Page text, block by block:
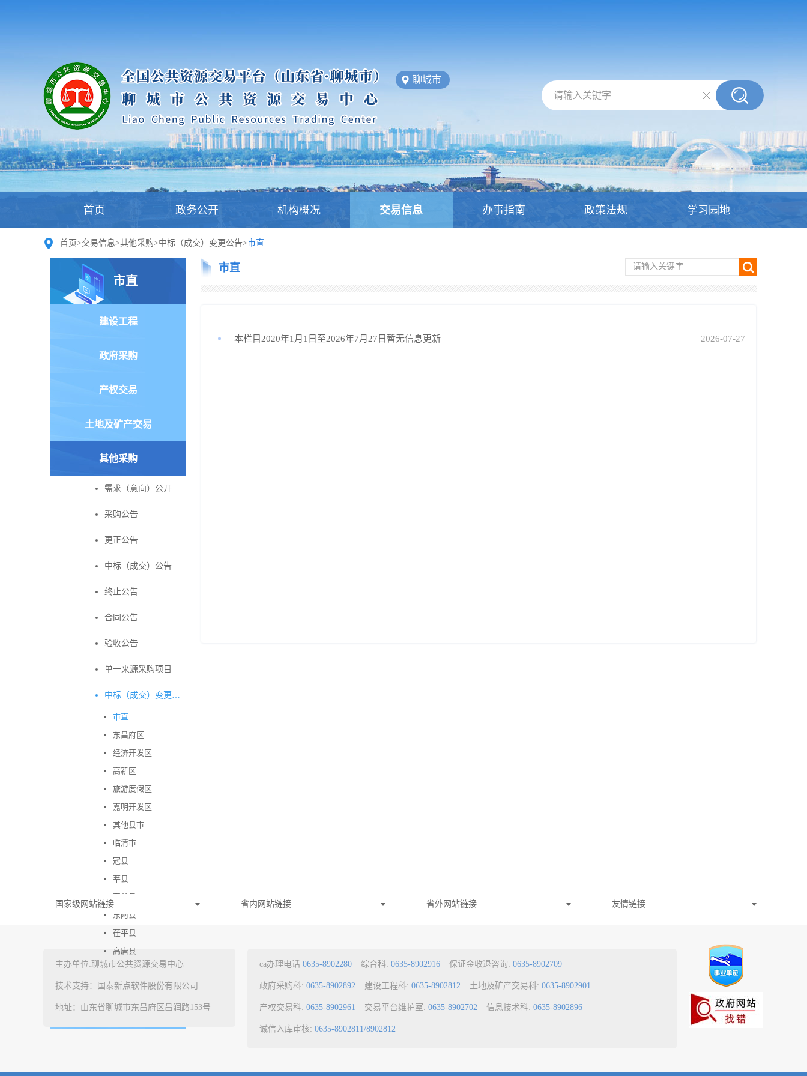
聊城市
请输入关键字
首页 政务公开 机构概况 交易信息 办事指南 政策法规 学习园地
首页>交易信息>其他采购>中标（成交）变更公告>市直
市直
建设工程
政府采购
产权交易
土地及矿产交易
其他采购
需求（意向）公开
采购公告
更正公告
中标（成交）公告
终止公告
合同公告
验收公告
单一来源采购项目
中标（成交）变更公告
市直
东昌府区
经济开发区
高新区
旅游度假区
嘉明开发区
其他县市
临清市
冠县
莘县
阳谷县
东阿县
茌平县
高唐县
水权交易
市直 请输入关键字
本栏目2020年1月1日至2026年7月27日暂无信息更新 2026-07-27
国家级网站链接 省内网站链接 省外网站链接 友情链接
主办单位:聊城市公共资源交易中心
技术支持：国泰新点软件股份有限公司
地址：山东省聊城市东昌府区昌润路153号
ca办理电话 0635-8902280 综合科: 0635-8902916 保证金收退咨询: 0635-8902709
政府采购科: 0635-8902892 建设工程科: 0635-8902812 土地及矿产交易科: 0635-8902901
产权交易科: 0635-8902961 交易平台维护室: 0635-8902702 信息技术科: 0635-8902896
诚信入库审核: 0635-8902811/8902812